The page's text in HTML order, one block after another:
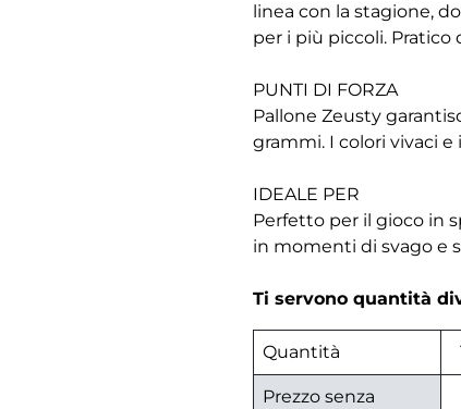
linea con la stagione,
per i più piccoli. Pratico
PUNTI DI FORZA
Pallone Zeusty
grammi. I colori vivaci
IDEALE PER
Perfetto per il gioco in
in momenti di svago e
Ti servono quantità
Quantità
Prezzo senza